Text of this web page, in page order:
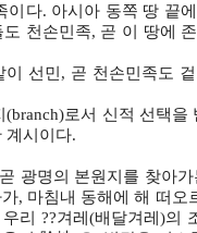
이다. 아시아 동쪽 땅 끝
천손민족, 곧 이 땅에
선민, 곧 천손민족도
로서 신적 선택을
계시이다.
광명의 본원지를 찾아
, 마침내 동해에 해 떠오
??겨레(배달겨레)의